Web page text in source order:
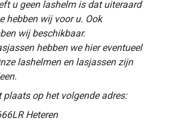
u geen lashelm is dat uiteraard
hebben wij voor u. Ook
wij beschikbaar.
hebben we hier eventueel
lashelmen en lasjassen zijn
op het volgende adres:
Heteren